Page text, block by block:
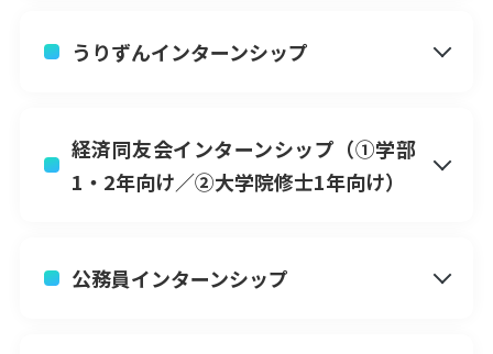
うりずんインターンシップ
経済同友会インターンシップ（①学部
1・2年向け／②大学院修士1年向け）
公務員インターンシップ